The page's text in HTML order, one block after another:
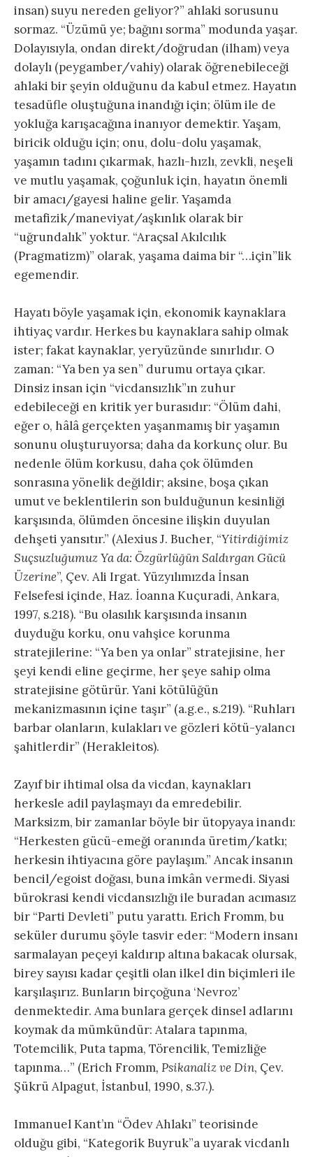
insan) suyu nereden geliyor?” ahlaki sorusunu
sormaz. “Üzümü ye; bağını sorma” modunda yaşar.
Dolayısıyla, ondan direkt/doğrudan (ilham) veya
dolaylı (peygamber/vahiy) olarak öğrenebileceği
ahlaki bir şeyin olduğunu da kabul etmez. Hayatın
tesadüfle oluştuğuna inandığı için; ölüm ile de
yokluğa karışacağına inanıyor demektir. Yaşam,
biricik olduğu için; onu, dolu-dolu yaşamak,
yaşamın tadını çıkarmak, hazlı-hızlı, zevkli, neşeli
ve mutlu yaşamak, çoğunluk için, hayatın önemli
bir amacı/gayesi haline gelir. Yaşamda
metafizik/maneviyat/aşkınlık olarak bir
“uğrundalık” yoktur. “Araçsal Akılcılık
(Pragmatizm)” olarak, yaşama daima bir “…için”lik
egemendir.
Hayatı böyle yaşamak için, ekonomik kaynaklara
ihtiyaç vardır. Herkes bu kaynaklara sahip olmak
ister; fakat kaynaklar, yeryüzünde sınırlıdır. O
zaman: “Ya ben ya sen” durumu ortaya çıkar.
Dinsiz insan için “vicdansızlık”ın zuhur
edebileceği en kritik yer burasıdır: “Ölüm dahi,
eğer o, hâlâ gerçekten yaşanmamış bir yaşamın
sonunu oluşturuyorsa; daha da korkunç olur. Bu
nedenle ölüm korkusu, daha çok ölümden
sonrasına yönelik değildir; aksine, boşa çıkan
umut ve beklentilerin son bulduğunun kesinliği
karşısında, ölümden öncesine ilişkin duyulan
dehşeti yansıtır.” (Alexius J. Bucher, “Yitirdiğimiz
Suçsuzluğumuz Ya da: Özgürlüğün Saldırgan Gücü
Üzerine”, Çev. Ali Irgat. Yüzyılımızda İnsan
Felsefesi içinde, Haz. İoanna Kuçuradi, Ankara,
1997, s.218). “Bu olasılık karşısında insanın
duyduğu korku, onu vahşice korunma
stratejilerine: “Ya ben ya onlar” stratejisine, her
şeyi kendi eline geçirme, her şeye sahip olma
stratejisine götürür. Yani kötülüğün
mekanizmasının içine taşır” (a.g.e., s.219). “Ruhları
barbar olanların, kulakları ve gözleri kötü-yalancı
şahitlerdir” (Herakleitos).
Zayıf bir ihtimal olsa da vicdan, kaynakları
herkesle adil paylaşmayı da emredebilir.
Marksizm, bir zamanlar böyle bir ütopyaya inandı:
“Herkesten gücü-emeği oranında üretim/katkı;
herkesin ihtiyacına göre paylaşım.” Ancak insanın
bencil/egoist doğası, buna imkân vermedi. Siyasi
bürokrasi kendi vicdansızlığı ile buradan acımasız
bir “Parti Devleti” putu yarattı. Erich Fromm, bu
seküler durumu şöyle tasvir eder: “Modern insanı
sarmalayan peçeyi kaldırıp altına bakacak olursak,
birey sayısı kadar çeşitli olan ilkel din biçimleri ile
karşılaşırız. Bunların birçoğuna ‘Nevroz’
denmektedir. Ama bunlara gerçek dinsel adlarını
koymak da mümkündür: Atalara tapınma,
Totemcilik, Puta tapma, Törencilik, Temizliğe
tapınma…” (Erich Fromm, Psikanaliz ve Din, Çev.
Şükrü Alpagut, İstanbul, 1990, s.37.).
Immanuel Kant’ın “Ödev Ahlakı” teorisinde
olduğu gibi, “Kategorik Buyruk”a uyarak vicdanlı